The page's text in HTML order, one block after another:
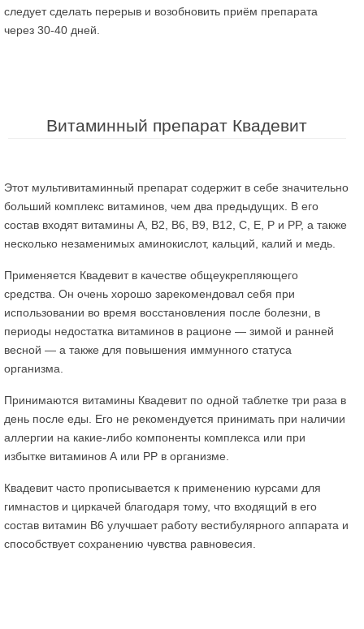
следует сделать перерыв и возобновить приём препарата
через 30-40 дней.
Витаминный препарат Квадевит
Этот мультивитаминный препарат содержит в себе значительно
больший комплекс витаминов, чем два предыдущих. В его
состав входят витамины А, В2, В6, В9, В12, С, Е, Р и PP, а также
несколько незаменимых аминокислот, кальций, калий и медь.
Применяется Квадевит в качестве общеукрепляющего
средства. Он очень хорошо зарекомендовал себя при
использовании во время восстановления после болезни, в
периоды недостатка витаминов в рационе — зимой и ранней
весной — а также для повышения иммунного статуса
организма.
Принимаются витамины Квадевит по одной таблетке три раза в
день после еды. Его не рекомендуется принимать при наличии
аллергии на какие-либо компоненты комплекса или при
избытке витаминов А или РР в организме.
Квадевит часто прописывается к применению курсами для
гимнастов и циркачей благодаря тому, что входящий в его
состав витамин В6 улучшает работу вестибулярного аппарата и
способствует сохранению чувства равновесия.